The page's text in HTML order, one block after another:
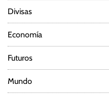
Divisas
Economía
Futuros
Mundo